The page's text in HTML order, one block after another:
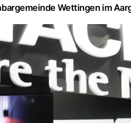
Wettingen im